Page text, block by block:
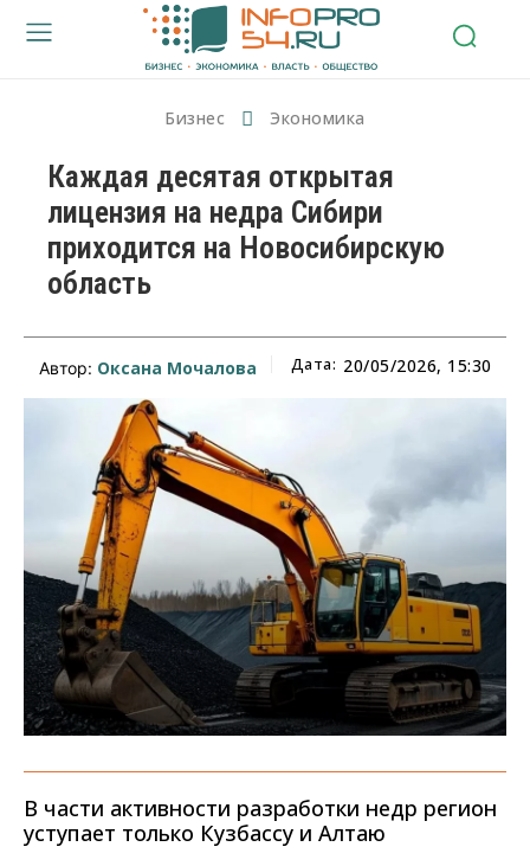
Бизнес Экономика
Каждая десятая открытая
лицензия на недра Сибири
приходится на Новосибирскую
область
Автор: Оксана Мочалова Дата: 20/05/2026, 15:30
В части активности разработки недр регион
уступает только Кузбассу и Алтаю